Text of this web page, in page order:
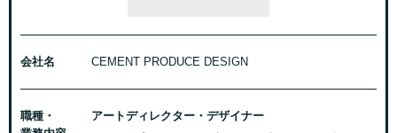
会社名 CEMENT PRODUCE DESIGN
職種・
アートディレクター・デザイナー